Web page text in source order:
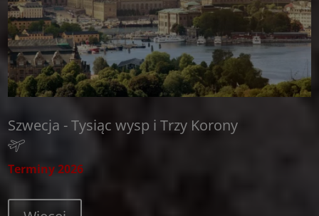
Szwecja - Tysiąc wysp i Trzy Korony
Terminy 2026